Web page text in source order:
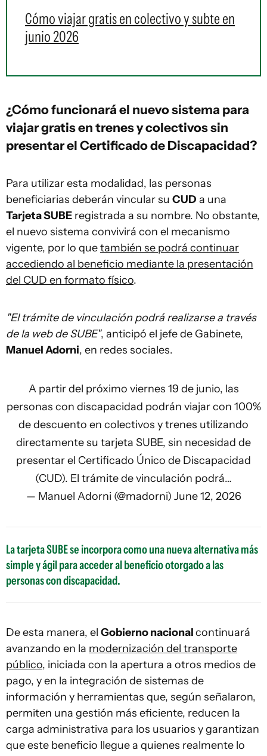
Cómo viajar gratis en colectivo y subte en
junio 2026
¿Cómo funcionará el nuevo sistema para
viajar gratis en trenes y colectivos sin
presentar el Certificado de Discapacidad?
Para utilizar esta modalidad, las personas
beneficiarias deberán vincular su CUD a una
Tarjeta SUBE registrada a su nombre. No obstante,
el nuevo sistema convivirá con el mecanismo
vigente, por lo quetambién se podrá continuar
accediendo al beneficio mediante la presentación
del CUD en formato físico.
"El trámite de vinculación podrá realizarse a través
de la web de SUBE", anticipó el jefe de Gabinete,
Manuel Adorni, en redes sociales.
A partir del próximo viernes 19 de junio, las
personas con discapacidad podrán viajar con 100%
de descuento en colectivos y trenes utilizando
directamente su tarjeta SUBE, sin necesidad de
presentar el Certificado Único de Discapacidad
(CUD). El trámite de vinculación podrá…
— Manuel Adorni (@madorni) June 12, 2026
La tarjeta SUBE se incorpora como una nueva alternativa más
simple y ágil para acceder al beneficio otorgado a las
personas con discapacidad.
De esta manera, el Gobierno nacionalcontinuará
avanzando en la modernización del transporte
público, iniciada con la apertura a otros medios de
pago, y en la integración de sistemas de
información y herramientas que, según señalaron,
permiten una gestión más eficiente, reducen la
carga administrativa para los usuarios y garantizan
que este beneficio llegue a quienes realmente lo